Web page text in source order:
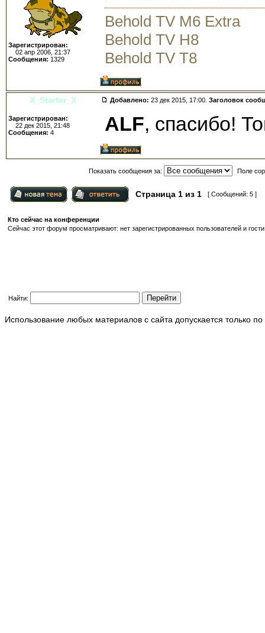
Зарегистрирован:
02 апр 2006, 21:37
Сообщения: 1329
Behold TV M6 Extra
Behold TV H8
Behold TV T8
X_Starter_X Добавлено: 23 дек 2015, 17:00. Заголовок
Зарегистрирован:
22 дек 2015, 21:48
Сообщения: 4 ALF, спасибо!
Показать сообщения за: Поле
Страница 1 из 1 [ Сообщений: 5 ]
Кто сейчас на конференции
Сейчас этот форум просматривают: нет зарегистрированных пользователей и
Найти:
Использование любых материалов с сайта допускается только